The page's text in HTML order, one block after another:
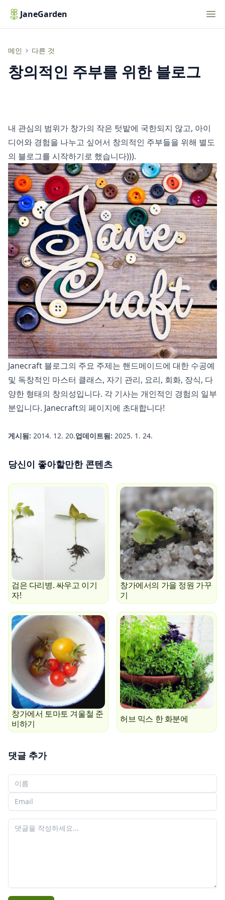
JaneGarden
메인 다른 것
창의적인 주부를 위한 블로그
창의적인 주부를 위한 블로그
내 관심의 범위가 창가의 작은 텃밭에 국한되지 않고, 아이
디어와 경험을 나누고 싶어서 창의적인 주부들을 위해 별도
의 블로그를 시작하기로 했습니다))).
Janecraft 블로그의 주요 주제는 핸드메이드에 대한 수공예
및 독창적인 마스터 클래스, 자기 관리, 요리, 회화, 장식, 다
양한 형태의 창의성입니다. 각 기사는 개인적인 경험의 일부
분입니다. Janecraft의 페이지에 초대합니다!
게시됨: 2014. 12. 20.업데이트됨: 2025. 1. 24.
당신이 좋아할만한 콘텐츠
검은 다리병. 싸우고 이기
자!
창가에서의 가을 정원 가꾸
기
창가에서 토마토 겨울철 준
비하기
허브 믹스 한 화분에
댓글 추가
당신의 이름
당신의 이메일
당신의 댓글